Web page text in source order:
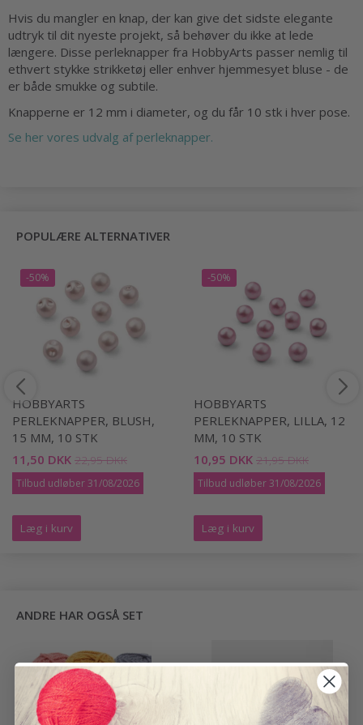
Hvis du mangler en knap, der kan give det sidste elegante
udtryk til dit nyeste projekt, så behøver du ikke at lede
længere. Disse perleknapper fra HobbyArts passer nemlig til
ethvert stykke strikketøj eller enhver hjemmesyet bluse - de
er både smukke og subtile.
Knapperne er 12 mm i diameter, og du får 10 stk i hver pose.
Se her vores udvalg af perleknapper.
POPULÆRE ALTERNATIVER
-50%
HOBBYARTS
PERLEKNAPPER, BLUSH,
15 MM, 10 STK
11,50 DKK 22,95 DKK
Tilbud udløber 31/08/2026
Læg i kurv
-50%
HOBBYARTS
PERLEKNAPPER, LILLA, 12
MM, 10 STK
10,95 DKK 21,95 DKK
Tilbud udløber 31/08/2026
Læg i kurv
ANDRE HAR OGSÅ SET